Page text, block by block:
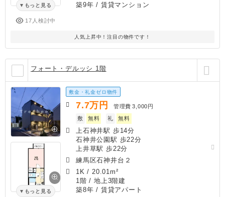
もっと見る
17人検討中
築9年 / 賃貸マンション
人気上昇中！注目の物件です！
フォート・デルッシ 1階
もっと見る
敷金・礼金ゼロ物件
7.7万円 管理費 3,000円
敷
無料 礼 無料
上石神井駅 歩14分
石神井公園駅 歩22分
上井草駅 歩22分
練馬区石神井台２
1K / 20.01m²
1階 / 地上3階建
築8年 / 賃貸アパート